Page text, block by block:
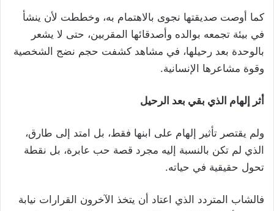
كما أوصت صديقتها نجوى بالاهتمام به، وخططت لأن ينشأ
في بيئة تجمعه بوالده وأصدقائها المقربين، حتى لا يشعر
بالوحدة بعد رحيلها، في مشاهد كشفت حجم نضج الشخصية
وقوة مشاعرها الإنسانية.
أثر إلهام الذي بقي بعد الرحيل
ولم يقتصر تأثير إلهام على ابنها فقط، بل امتد إلى طارق،
الذي لم تكن بالنسبة إليه مجرد قصة حب عابرة، بل نقطة
تحول حقيقية في حياته.
فالشاب المتردد الذي اعتاد أن يتخذ الآخرون القرارات نيابة